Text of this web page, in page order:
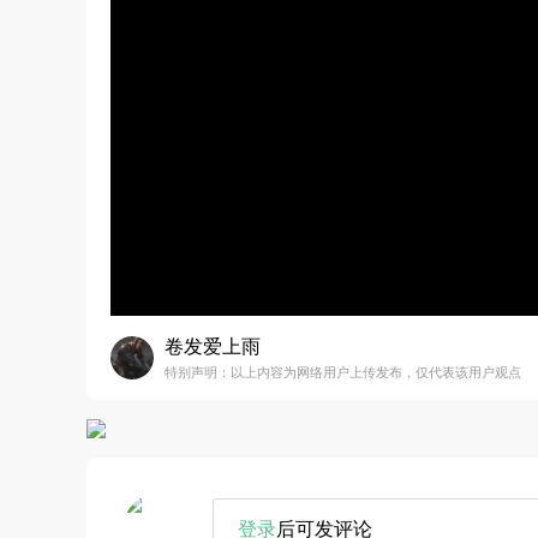
卷发爱上雨
特别声明：以上内容为网络用户上传发布，仅代表该用户观点
登录后可发评论